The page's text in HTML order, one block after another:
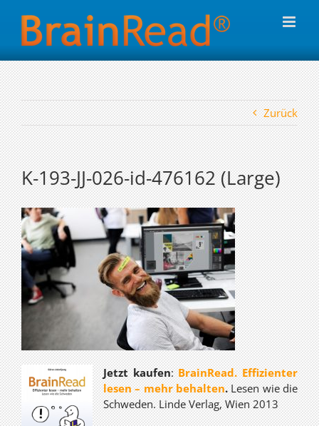
Inhalt
springen
Zurück
K-193-JJ-026-id-476162 (Large)
Jetzt kaufen:BrainRead. Effizienter
lesen – mehr behalten.Lesen wie die
Schweden. Linde Verlag, Wien 2013